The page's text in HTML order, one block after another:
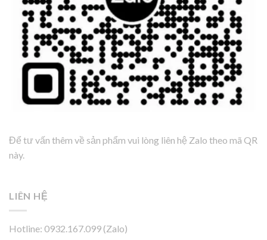
Để tư vấn thêm về sản phẩm vui lòng liên hệ Zalo theo mã QR
này.
LIÊN HỆ
Hotline: 0932.167.099 (Zalo)